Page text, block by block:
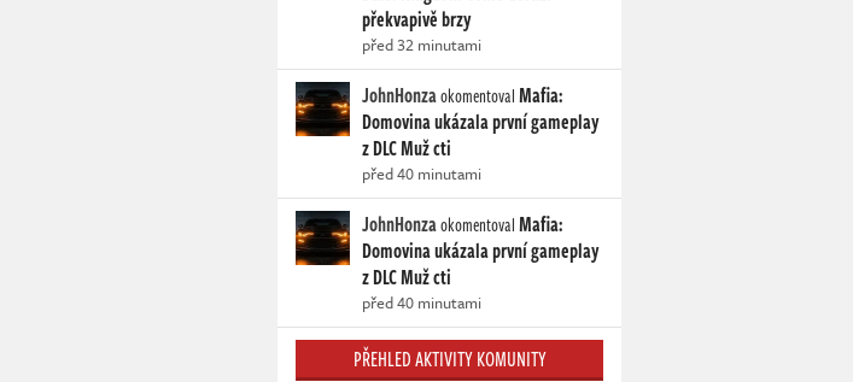
překvapivě brzy
před 32 minutami
JohnHonzaokomentovalMafia:
Domovina ukázala první gameplay
z DLC Muž cti
před 40 minutami
JohnHonzaokomentovalMafia:
Domovina ukázala první gameplay
z DLC Muž cti
před 40 minutami
PŘEHLED AKTIVITY KOMUNITY